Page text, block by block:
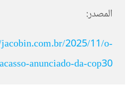
المصدر:
2025/11/o-
anunciado-da-cop30/